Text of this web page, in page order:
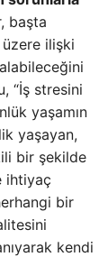
başta
ilişki
“İş stresini
yaşamın
yaşayan,
bir şekilde
ihtiyaç
bir
kendi